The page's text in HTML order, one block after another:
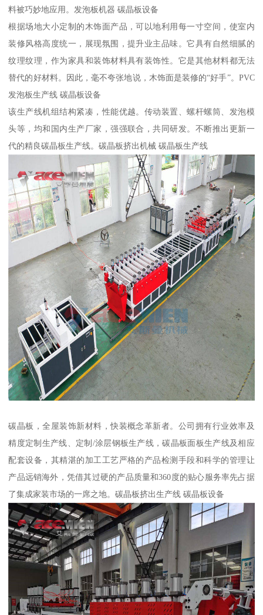
料被巧妙地应用。发泡板机器 碳晶板设备
根据场地大小定制的木饰面产品，可以地利用每一寸空间，使室内
装修风格高度统一，展现氛围，提升业主品味。它具有自然细腻的
纹理纹理，作为家具和装饰材料具有装饰性。它是其他材料都无法
替代的好材料。因此，毫不夸张地说，木饰面是装修的“好手”。PVC
发泡板生产线 碳晶板设备
该生产线机组结构紧凑，性能优越。传动装置、螺杆螺筒、发泡模
头等，均和国内生产厂家，强强联合，共同研发。不断推出更新一
代的精良碳晶板生产线。碳晶板挤出机械 碳晶板生产线
碳晶板，全屋装饰新材料，快装概念革新者。公司拥有行业效率及
精度定制生产线、定制/涂层钢板生产线，碳晶板面板生产线及相应
配套设备，其精湛的加工工艺严格的产品检测手段和科学的管理让
产品远销海外，凭借其过硬的产品质量和360度的贴心服务率先占据
了集成家装市场的一席之地。碳晶板挤出生产线 碳晶板设备